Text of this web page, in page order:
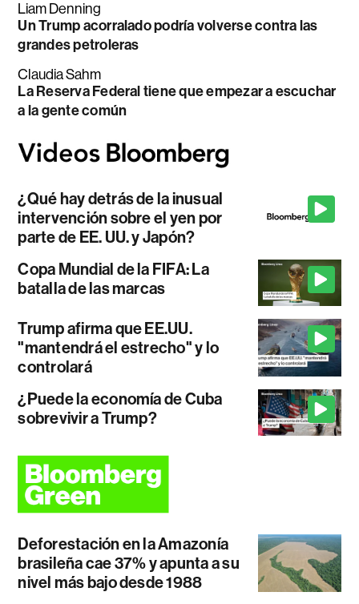
Liam Denning
Un Trump acorralado podría volverse contra las
grandes petroleras
Claudia Sahm
La Reserva Federal tiene que empezar a escuchar
a la gente común
¿Qué hay detrás de la inusual
intervención sobre el yen por
parte de EE. UU. y Japón?
Copa Mundial de la FIFA: La
batalla de las marcas
Trump afirma que EE.UU.
"mantendrá el estrecho" y lo
controlará
¿Puede la economía de Cuba
sobrevivir a Trump?
Deforestación en la Amazonía
brasileña cae 37% y apunta a su
nivel más bajo desde 1988